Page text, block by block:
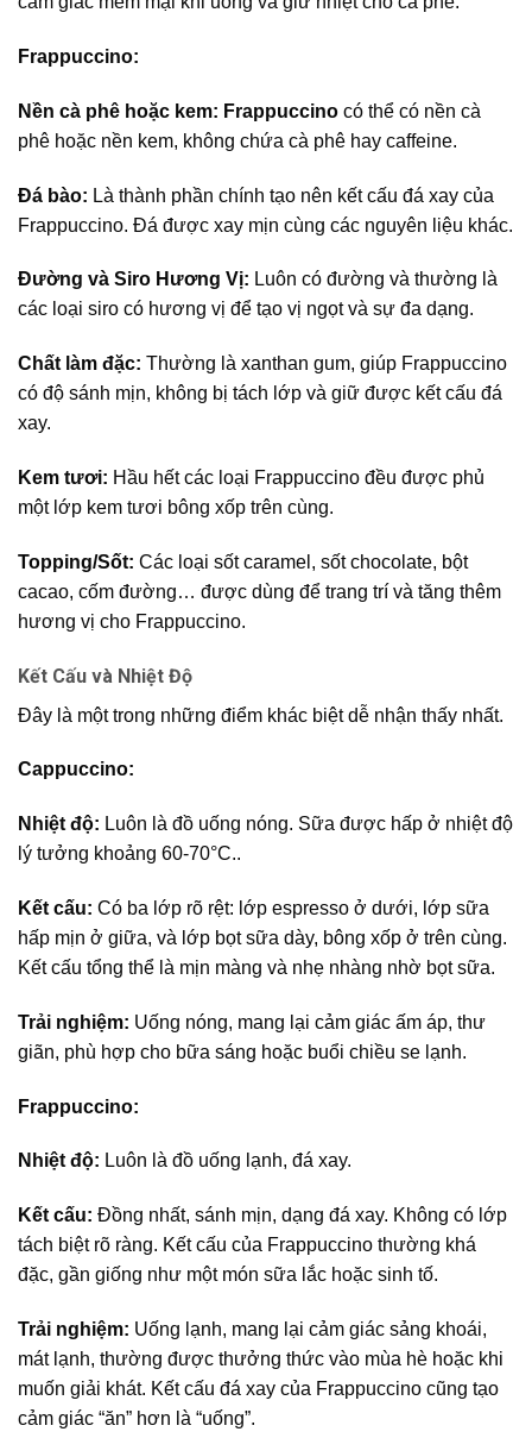
Frappuccino:
Nền cà phê hoặc kem: Frappuccino có thể có nền cà
phê hoặc nền kem, không chứa cà phê hay caffeine.
Đá bào: Là thành phần chính tạo nên kết cấu đá xay của
Frappuccino. Đá được xay mịn cùng các nguyên liệu khác.
Đường và Siro Hương Vị: Luôn có đường và thường là
các loại siro có hương vị để tạo vị ngọt và sự đa dạng.
Chất làm đặc: Thường là xanthan gum, giúp Frappuccino
có độ sánh mịn, không bị tách lớp và giữ được kết cấu đá
xay.
Kem tươi: Hầu hết các loại Frappuccino đều được phủ
một lớp kem tươi bông xốp trên cùng.
Topping/Sốt: Các loại sốt caramel, sốt chocolate, bột
cacao, cốm đường… được dùng để trang trí và tăng thêm
hương vị cho Frappuccino.
Kết Cấu và Nhiệt Độ
Đây là một trong những điểm khác biệt dễ nhận thấy nhất.
Cappuccino:
Nhiệt độ: Luôn là đồ uống nóng. Sữa được hấp ở nhiệt độ
lý tưởng khoảng 60-70°C..
Kết cấu: Có ba lớp rõ rệt: lớp espresso ở dưới, lớp sữa
hấp mịn ở giữa, và lớp bọt sữa dày, bông xốp ở trên cùng.
Kết cấu tổng thể là mịn màng và nhẹ nhàng nhờ bọt sữa.
Trải nghiệm: Uống nóng, mang lại cảm giác ấm áp, thư
giãn, phù hợp cho bữa sáng hoặc buổi chiều se lạnh.
Frappuccino:
Nhiệt độ: Luôn là đồ uống lạnh, đá xay.
Kết cấu: Đồng nhất, sánh mịn, dạng đá xay. Không có lớp
tách biệt rõ ràng. Kết cấu của Frappuccino thường khá
đặc, gần giống như một món sữa lắc hoặc sinh tố.
Trải nghiệm: Uống lạnh, mang lại cảm giác sảng khoái,
mát lạnh, thường được thưởng thức vào mùa hè hoặc khi
muốn giải khát. Kết cấu đá xay của Frappuccino cũng tạo
cảm giác “ăn” hơn là “uống”.